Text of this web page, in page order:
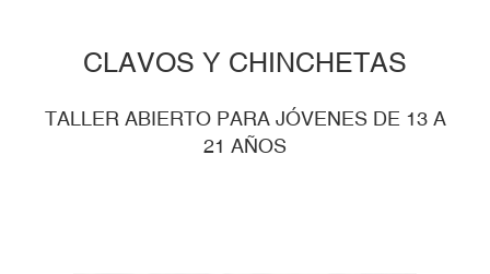
CLAVOS Y CHINCHETAS
TALLER ABIERTO PARA JÓVENES DE 13 A
21 AÑOS